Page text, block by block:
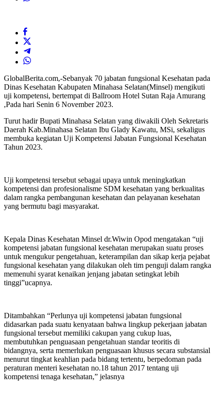
GlobalBerita.com,-Sebanyak 70 jabatan fungsional Kesehatan pada
Dinas Kesehatan Kabupaten Minahasa Selatan(Minsel) mengikuti
uji kompetensi, bertempat di Ballroom Hotel Sutan Raja Amurang
,Pada hari Senin 6 November 2023.
Turut hadir Bupati Minahasa Selatan yang diwakili Oleh Sekretaris
Daerah Kab.Minahasa Selatan Ibu Glady Kawatu, MSi, sekaligus
membuka kegiatan Uji Kompetensi Jabatan Fungsional Kesehatan
Tahun 2023.
Uji kompetensi tersebut sebagai upaya untuk meningkatkan
kompetensi dan profesionalisme SDM kesehatan yang berkualitas
dalam rangka pembangunan kesehatan dan pelayanan kesehatan
yang bermutu bagi masyarakat.
Kepala Dinas Kesehatan Minsel dr.Wiwin Opod mengatakan “uji
kompetensi jabatan fungsional kesehatan merupakan suatu proses
untuk mengukur pengetahuan, keterampilan dan sikap kerja pejabat
fungsional kesehatan yang dilakukan oleh tim penguji dalam rangka
memenuhi syarat kenaikan jenjang jabatan setingkat lebih
tinggi”ucapnya.
Ditambahkan “Perlunya uji kompetensi jabatan fungsional
didasarkan pada suatu kenyataan bahwa lingkup pekerjaan jabatan
fungsional tersebut memiliki cakupan yang cukup luas,
membutuhkan penguasaan pengetahuan standar teoritis di
bidangnya, serta memerlukan penguasaan khusus secara substansial
menurut tingkat keahlian pada bidang tertentu, berpedoman pada
peraturan menteri kesehatan no.18 tahun 2017 tentang uji
kompetensi tenaga kesehatan,” jelasnya